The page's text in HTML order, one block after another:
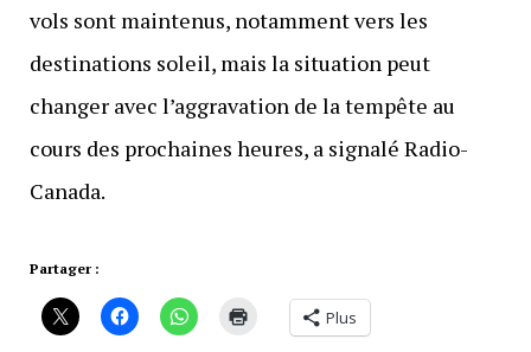
vols sont maintenus, notamment vers les
destinations soleil, mais la situation peut
changer avec l’aggravation de la tempête au
cours des prochaines heures, a signalé Radio-
Canada.
Partager :
Plus